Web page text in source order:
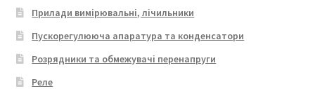
Прилади вимірювальні, лічильники
Пускорегулююча апаратура та конденсатори
Розрядники та обмежувачі перенапруги
Реле